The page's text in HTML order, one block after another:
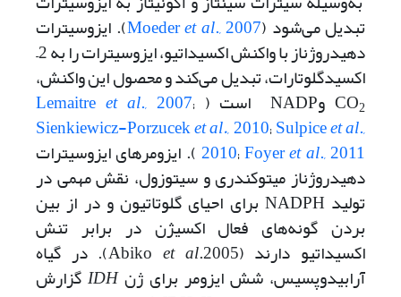
تبدیل می‌شود ( Moederet al., 2007 ). ایزوسیترات
دهیدروژناز با واکنش اکسیداتیو، ایزوسیترات را به 2–
اکسیدگلوتارات، تبدیل می‌کند و محصول این واکنش،
CO2 وNADP است ( Lemaitre et al., 2007;
Sienkiewicz-Porzuceket al., 2010;Sulpiceetal.,
2010;Foyeret al., 2011 ). ایزومرهای ایزوسیترات
دهیدروژناز میتوکندری و سیتوزول، نقش مهمی در
تولید NADPH برای احیای گلوتاتیون و در از بین
بردن گونه‌های فعال اکسیژن در برابر تنش
اکسیداتیو دارند (Abiko et al .2005). در گیاه
آرابیدوپسیس، شش ایزومر برای ژنIDHگزارش